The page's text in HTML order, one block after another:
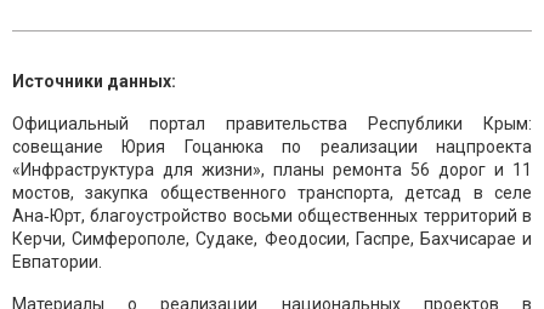
Источники данных:
Официальный портал правительства Республики Крым:
совещание Юрия Гоцанюка по реализации нацпроекта
«Инфраструктура для жизни», планы ремонта 56 дорог и 11
мостов, закупка общественного транспорта, детсад в селе
Ана‑Юрт, благоустройство восьми общественных территорий в
Керчи, Симферополе, Судаке, Феодосии, Гаспре, Бахчисарае и
Евпатории.
Материалы о реализации национальных проектов в